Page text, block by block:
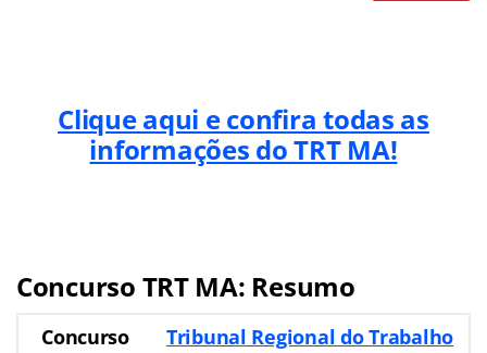
Clique aqui e confira todas as
informações do TRT MA!
Concurso TRT MA: Resumo
Concurso
Tribunal Regional do Trabalho